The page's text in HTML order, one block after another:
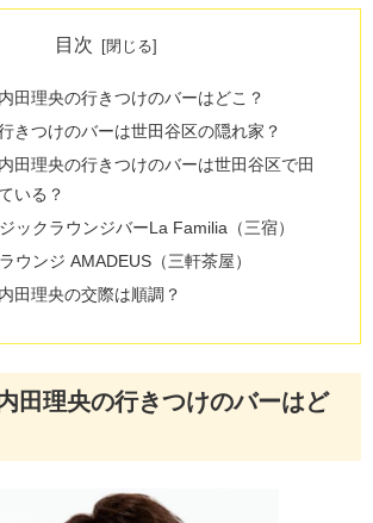
目次
田理央の行きつけのバーはどこ？
きつけのバーは世田谷区の隠れ家？
田理央の行きつけのバーは世田谷区で田
いる？
ックラウンジバーLa Familia（三宿）
ウンジ AMADEUS（三軒茶屋）
田理央の交際は順調？
田理央の行きつけのバーはど